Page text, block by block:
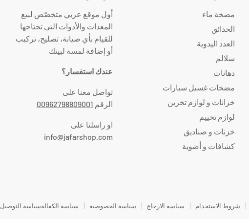
مضخة ماء
الحدائق
العدد اليدوية
سلالم
دهانات
مضخات غسيل سيارات
خزانات و لوازم تخزين
لوازم تخييم
خزنات و صناديق
كشافات و أضوية
أول موقع عربي متخصّص لبيع
المعدات والأدوات التي تحتاجها
للقيام بأي صيانة، تصليح، تركيب
أو إضافة لمسة لبيتك
عندك استفسار؟
تواصل معنا على
الرقم 00962798809001
او راسلنا على
info@jafarshop.com
شروط الاستخدام سياسة الارجاع سياسة الخصوصية سياسة الكفالةسياسة التوصيل